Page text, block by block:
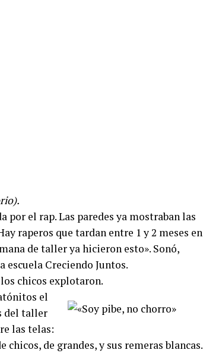
por el rap. Las paredes ya mostraban las
raperos que tardan entre 1 y 2 meses en
de taller ya hicieron esto». Sonó,
Creciendo Juntos.
chicos explotaron.
el
del taller
las telas:
de grandes, y sus remeras blancas.